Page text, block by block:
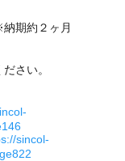
期約２ヶ月
さい。
sincol-